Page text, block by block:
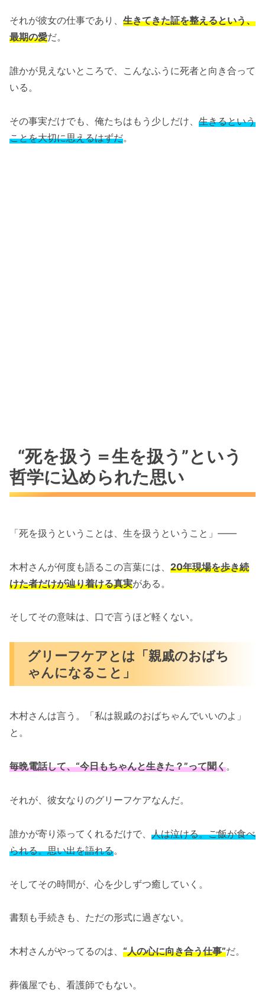
それが彼女の仕事であり、 生きてきた証を整えるという、
最期の愛だ。
誰かが見えないところで、こんなふうに死者と向き合って
いる。
その事実だけでも、俺たちはもう少しだけ、 生きるという
ことを大切に思えるはずだ。
“死を扱う＝生を扱う”という
哲学に込められた思い
「死を扱うということは、生を扱うということ」――
木村さんが何度も語るこの言葉には、 20年現場を歩き続
けた者だけが辿り着ける真実がある。
そしてその意味は、口で言うほど軽くない。
グリーフケアとは「親戚のおばち
ゃんになること」
木村さんは言う。「私は親戚のおばちゃんでいいのよ」
と。
毎晩電話して、“今日もちゃんと生きた？”って聞く。
それが、彼女なりのグリーフケアなんだ。
誰かが寄り添ってくれるだけで、 人は泣ける。ご飯が食べ
られる。思い出を語れる。
そしてその時間が、心を少しずつ癒していく。
書類も手続きも、ただの形式に過ぎない。
木村さんがやってるのは、 “人の心に向き合う仕事”だ。
葬儀屋でも、看護師でもない。